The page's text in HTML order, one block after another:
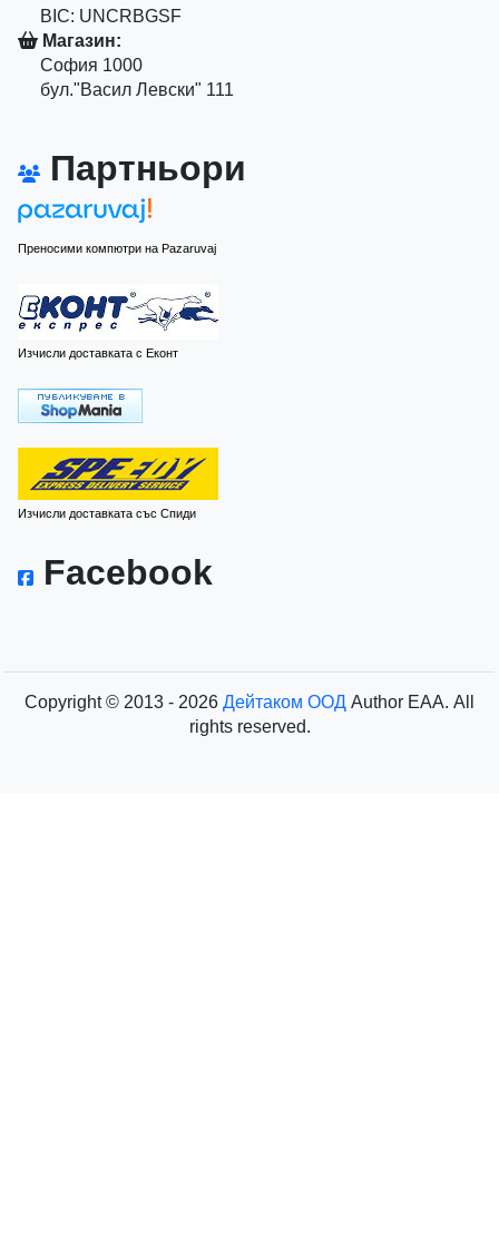
BIC: UNCRBGSF
Магазин:
София 1000
бул."Васил Левски" 111
Партньори
Преносими компютри на Pazaruvaj
Изчисли доставката с Еконт
Изчисли доставката със Спиди
Facebook
Copyright © 2013 - 2026 Дейтаком ООД Author EAA. All
rights reserved.